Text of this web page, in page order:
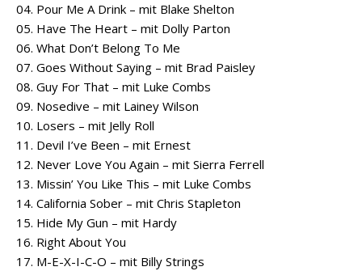
04. Pour Me A Drink – mit Blake Shelton
05. Have The Heart – mit Dolly Parton
06. What Don’t Belong To Me
07. Goes Without Saying – mit Brad Paisley
08. Guy For That – mit Luke Combs
09. Nosedive – mit Lainey Wilson
10. Losers – mit Jelly Roll
11. Devil I’ve Been – mit Ernest
12. Never Love You Again – mit Sierra Ferrell
13. Missin’ You Like This – mit Luke Combs
14. California Sober – mit Chris Stapleton
15. Hide My Gun – mit Hardy
16. Right About You
17. M-E-X-I-C-O – mit Billy Strings